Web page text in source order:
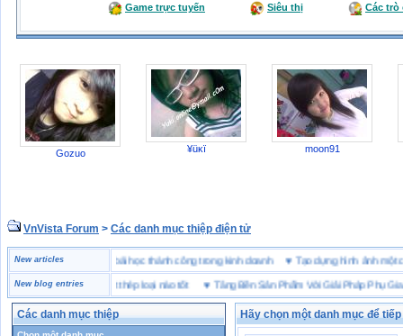
Game trực tuyến Siêu thị Các trò
Gozuo ¥üĸï moon91
VnVista Forum > Các danh mục thiệp điện tử
New articles
biệt” của Microsoft ♥4 bài học thành công trong kinh doanh ♥Tạo dựng hình ảnh
New blog entries
hộ lót Kevlar và lót thép loại nào tốt♥ Tăng Bền Sản Phẩm Với Giải Pháp Phụ Gia
Các danh mục thiệp Hãy chọn một danh mục để tiếp